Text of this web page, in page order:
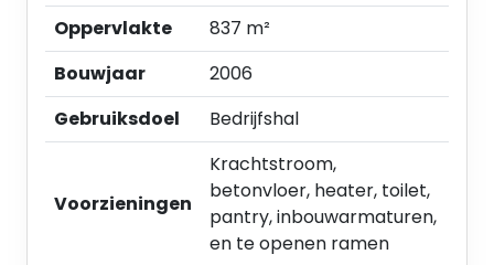
- Ruim verhard buitenterrein ten behoeve van
parkeren, laden en lossen.
Kantoorruimte:
- Huidige indeling middels tussenwanden;
- Vloerbedekking;
- Verwarming middels radiatoren;
- Systeemplafond voorzien van TL-
inbouwarmaturen;
- Wandkabelgoten ten behoeve van data-,
Oppervlakte
837 m²
Bouwjaar
2006
Gebruiksdoel
Bedrijfshal
Voorzieningen
Krachtstroom,
betonvloer, heater, toilet,
pantry, inbouwarmaturen,
en te openen ramen